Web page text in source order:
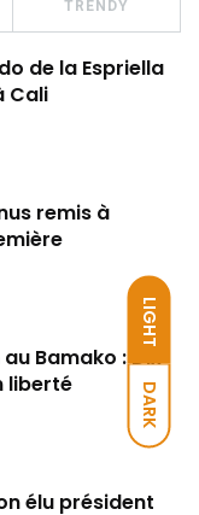
LIGHT
DARK
TRENDY
de la Espriella
Cali
remis à
Bamako : Dix
liberté
élu président